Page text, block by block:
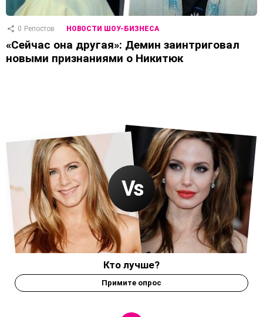
0 Репостов НОВОСТИ ШОУ-БИЗНЕСА
«Сейчас она другая»: Демин заинтриговал
новыми признаниями о Никитюк
Кто лучше?
Примите опрос